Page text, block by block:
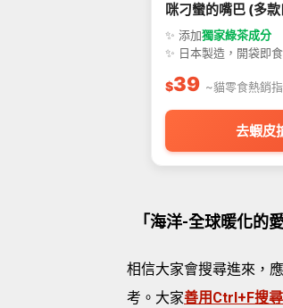
咪刁蠻的嘴巴 (多
✨ 添加獨家綠茶成分
✨ 日本製造，開袋即食
$39 ~貓零食熱銷
去蝦皮
「海洋-全球暖化的
相信大家會搜尋進來，
考。大家善用Ctrl+F搜